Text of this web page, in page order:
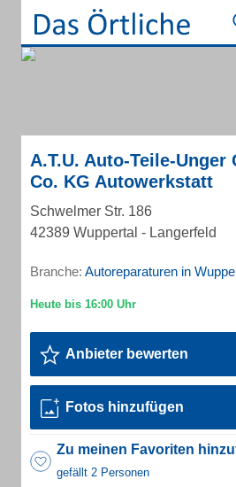
A.T.U. Auto-Teile-Unger
Co. KG Autowerkstatt
Schwelmer Str. 186
42389 Wuppertal - Langerfeld
Branche: Autoreparaturen in
Anbieter bewerten
Fotos hinzufügen
Zu meinen Favoriten
gefällt 2 Personen